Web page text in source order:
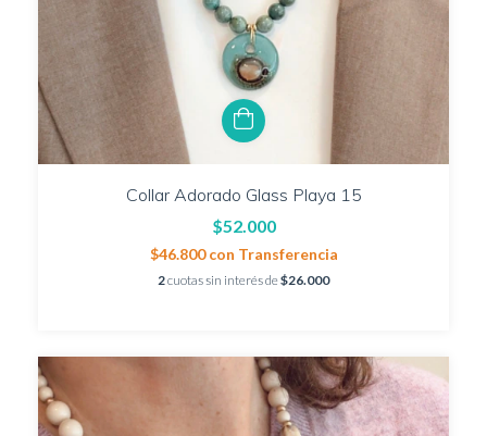
Collar Adorado Glass Playa 15
$52.000
$46.800con Transferencia
2cuotas sin interés de$26.000